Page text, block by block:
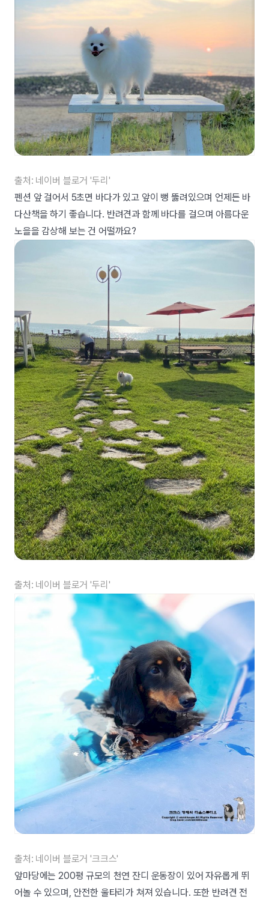
출처: 네이버 블로거 '두리'
펜션 앞 걸어서 5초면 바다가 있고 앞이 뻥 뚫려있으며 언제든 바
다산책을 하기 좋습니다. 반려견과 함께 바다를 걸으며 아름다운
노을을 감상해 보는 건 어떨까요?
출처: 네이버 블로거 '두리'
출처: 네이버 블로거 '크크스'
앞마당에는 200평 규모의 천연 잔디 운동장이 있어 자유롭게 뛰
어놀 수 있으며, 안전한 울타리가 쳐져 있습니다. 또한 반려견 전